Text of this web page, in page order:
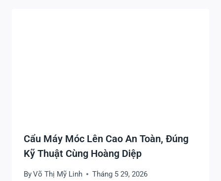
Cẩu Máy Móc Lên Cao An Toàn, Đúng
Kỹ Thuật Cùng Hoàng Diệp
ByVõ Thị Mỹ Linh Tháng 5 29, 2026